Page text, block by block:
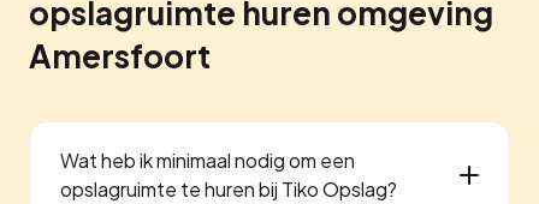
opslagruimte huren omgeving
Amersfoort
Wat heb ik minimaal nodig om een
opslagruimte te huren bij Tiko Opslag?